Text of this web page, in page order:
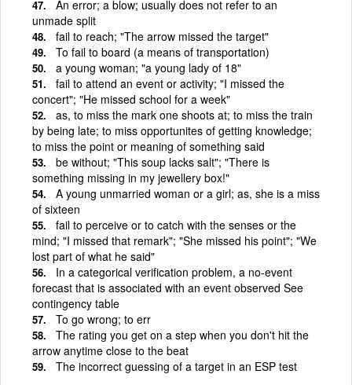
An error; a blow; usually does not refer to an
unmade split
fail to reach; "The arrow missed the target"
To fail to board (a means of transportation)
a young woman; "a young lady of 18"
fail to attend an event or activity; "I missed the
concert"; "He missed school for a week"
as, to miss the mark one shoots at; to miss the train
by being late; to miss opportunites of getting knowledge;
to miss the point or meaning of something said
be without; "This soup lacks salt"; "There is
something missing in my jewellery box!"
A young unmarried woman or a girl; as, she is a miss
of sixteen
fail to perceive or to catch with the senses or the
mind; "I missed that remark"; "She missed his point"; "We
lost part of what he said"
In a categorical verification problem, a no-event
forecast that is associated with an event observed See
contingency table
To go wrong; to err
The rating you get on a step when you don't hit the
arrow anytime close to the beat
The incorrect guessing of a target in an ESP test